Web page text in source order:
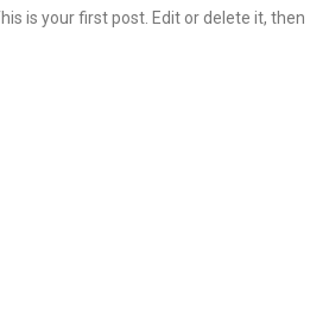
is your first post. Edit or delete it, then